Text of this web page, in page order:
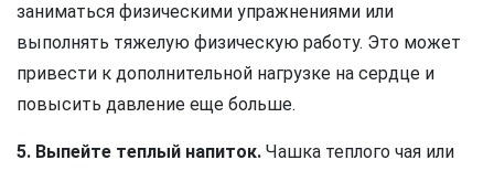
заниматься физическими упражнениями или
выполнять тяжелую физическую работу. Это может
привести к дополнительной нагрузке на сердце и
повысить давление еще больше.
5. Выпейте теплый напиток. Чашка теплого чая или